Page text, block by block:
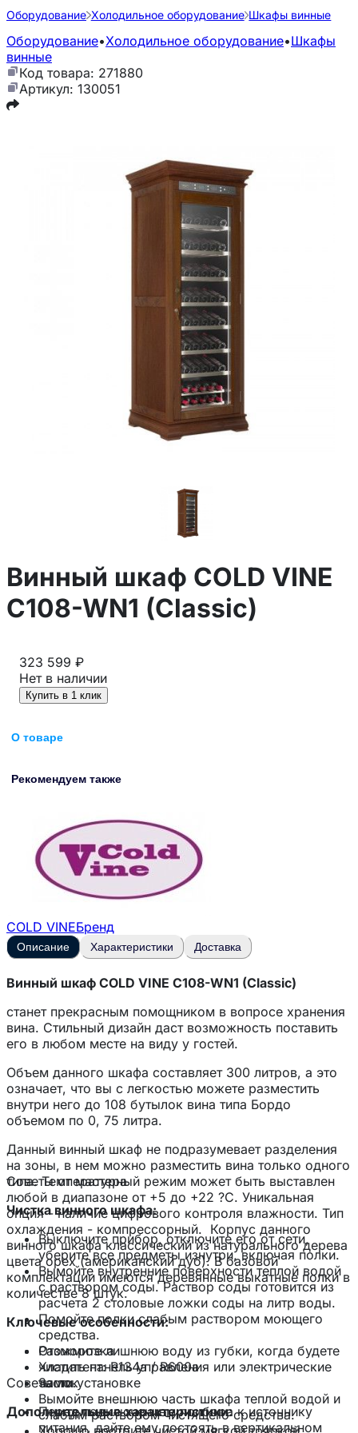
Оборудование Холодильное оборудование Шкафы винные
Оборудование•Холодильное оборудование•Шкафы
винные
Код товара: 271880
Артикул: 130051
Винный шкаф COLD VINE
C108-WN1 (Classic)
323 599 ₽
Нет в наличии
Купить в 1 клик
О товаре
Рекомендуем также
COLD VINEБренд
Описание Характеристики Доставка
Винный шкаф COLD VINE C108-WN1 (Classic)
станет прекрасным помощником в вопросе хранения
вина. Стильный дизайн даст возможность поставить
его в любом месте на виду у гостей.
Объем данного шкафа составляет 300 литров, а это
означает, что вы с легкостью можете разместить
внутри него до 108 бутылок вина типа Бордо
объемом по 0, 75 литра.
Данный винный шкаф не подразумевает разделения
на зоны, в нем можно разместить вина только одного
типа. Температурный режим может быть выставлен
любой в диапазоне от +5 до +22 ?С. Уникальная
опция - наличие цифрового контроля влажности. Тип
охлаждения - компрессорный. Корпус данного
винного шкафа классический из натурального дерева
цвета орех (американский дуб). В базовой
комплектации имеются деревянные выкатные полки в
количестве 8 штук.
Ключевые особенности:
Разморозка
Хладагент: R134a / R600a
Замок
Дополнительные характеристики:
Советы от мастера
Чистка винного шкафа:
Выключите прибор, отключите его от сети,
уберите все предметы изнутри, включая полки.
Вымойте внутренние поверхности теплой водой
с раствором соды. Раствор соды готовится из
расчета 2 столовые ложки соды на литр воды.
Помойте полки слабым раствором моющего
средства.
Отожмите лишнюю воду из губки, когда будете
чистить панель управления или электрические
части.
Вымойте внешнюю часть шкафа теплой водой и
слабым раствором чистящего средства.
Советы по установке
Перед подключением прибора к источнику
питания, дайте ему постоять в вертикальном